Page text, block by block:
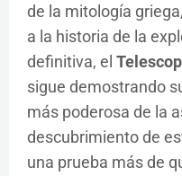
de la mitología
a la historia de la
definitiva, el
sigue demostrando
más poderosa de la
descubrimiento de
una prueba más de